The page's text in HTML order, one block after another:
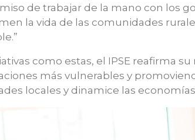
de trabajar de la mano con los
la vida de las comunidades
como estas, el IPSE reafirma
más vulnerables y
locales y dinamice las